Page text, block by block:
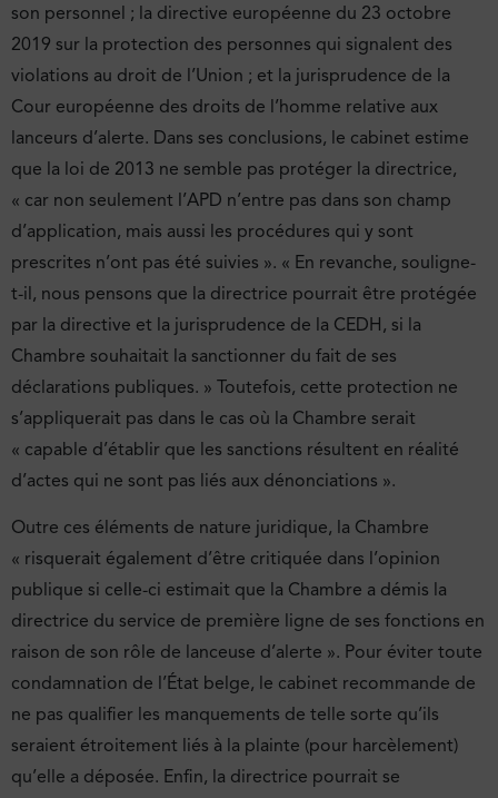
son personnel ; la directive européenne du 23 octobre
2019 sur la protection des personnes qui signalent des
violations au droit de l’Union ; et la jurisprudence de la
Cour européenne des droits de l’homme relative aux
lanceurs d’alerte. Dans ses conclusions, le cabinet estime
que la loi de 2013 ne semble pas protéger la directrice,
« car non seulement l’APD n’entre pas dans son champ
d’application, mais aussi les procédures qui y sont
prescrites n’ont pas été suivies ». « En revanche, souligne-
t-il, nous pensons que la directrice pourrait être protégée
par la directive et la jurisprudence de la CEDH, si la
Chambre souhaitait la sanctionner du fait de ses
déclarations publiques. » Toutefois, cette protection ne
s’appliquerait pas dans le cas où la Chambre serait
« capable d’établir que les sanctions résultent en réalité
d’actes qui ne sont pas liés aux dénonciations ».
Outre ces éléments de nature juridique, la Chambre
« risquerait également d’être critiquée dans l’opinion
publique si celle-ci estimait que la Chambre a démis la
directrice du service de première ligne de ses fonctions en
raison de son rôle de lanceuse d’alerte ». Pour éviter toute
condamnation de l’État belge, le cabinet recommande de
ne pas qualifier les manquements de telle sorte qu’ils
seraient étroitement liés à la plainte (pour harcèlement)
qu’elle a déposée. Enfin, la directrice pourrait se